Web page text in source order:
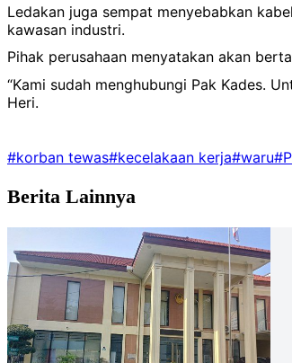
Ledakan juga sempat menyebabkan
kawasan industri.
Pihak perusahaan menyatakan akan
“Kami sudah menghubungi Pak Kades.
Heri.
#korban tewas#kecelakaan kerja#waru
Berita Lainnya